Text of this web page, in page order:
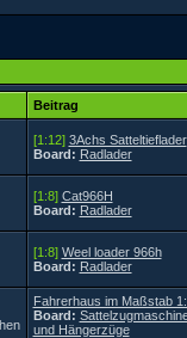
Beitrag
[1:12] 3Achs Satteltieflader
Board: Radlader
[1:8] Cat966H
Board: Radlader
[1:8] Weel loader 966h
Board: Radlader
Fahrerhaus im Maßstab
Board:
und Hängerzüge